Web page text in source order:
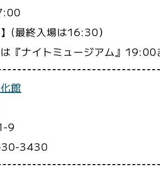
】(最終入場は16:30）
『ナイトミュージアム』19:00
館
9
3430